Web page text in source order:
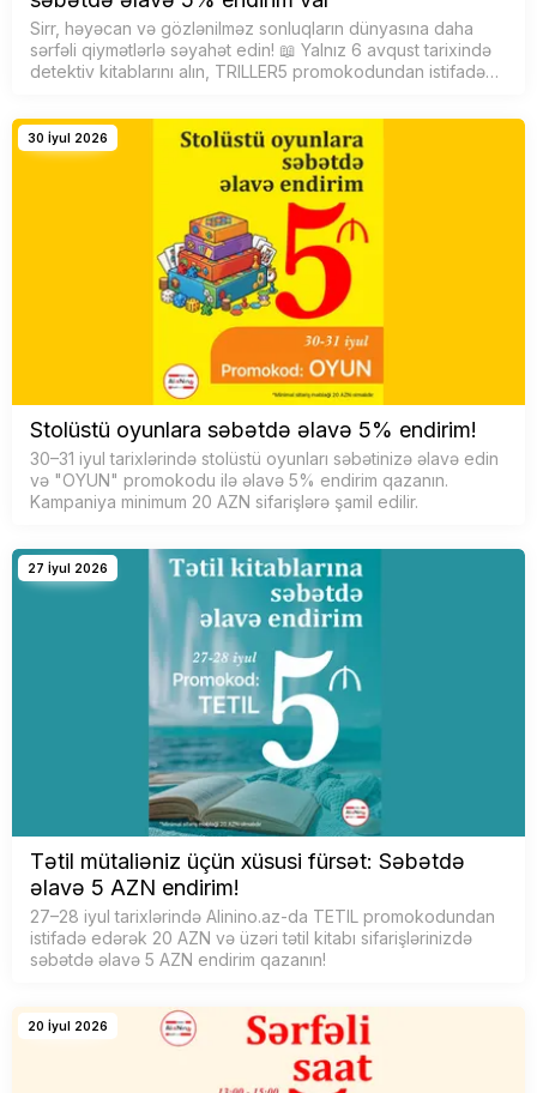
Sirr, həyəcan və gözlənilməz sonluqların dünyasına daha
sərfəli qiymətlərlə səyahət edin! 📖 Yalnız 6 avqust tarixində
detektiv kitablarını alın, TRILLER5 promokodundan istifadə
30 İyul 2026
Stolüstü oyunlara səbətdə əlavə 5% endirim!
30–31 iyul tarixlərində stolüstü oyunları səbətinizə əlavə edin
və "OYUN" promokodu ilə əlavə 5% endirim qazanın.
Kampaniya minimum 20 AZN sifarişlərə şamil edilir.
27 İyul 2026
Tətil mütaliəniz üçün xüsusi fürsət: Səbətdə
əlavə 5 AZN endirim!
27–28 iyul tarixlərində Alinino.az-da TETIL promokodundan
istifadə edərək 20 AZN və üzəri tətil kitabı sifarişlərinizdə
səbətdə əlavə 5 AZN endirim qazanın!
20 İyul 2026